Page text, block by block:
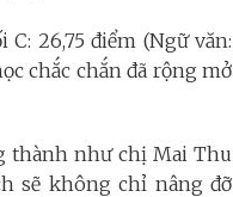
26,75 điểm (Ngữ văn:
chắc chắn đã rộng mở
thành như chị Mai Thu
sẽ không chỉ nâng đỡ